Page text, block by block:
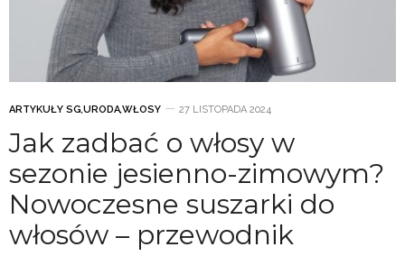
ARTYKUŁY SG,URODA,WŁOSY 27 LISTOPADA 2024
Jak zadbać o włosy w
sezonie jesienno-zimowym?
Nowoczesne suszarki do
włosów – przewodnik